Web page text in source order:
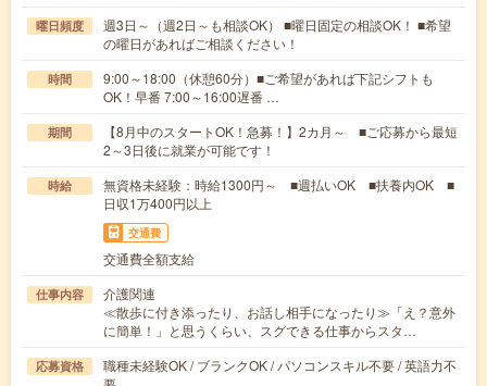
曜日頻度
週3日～（週2日～も相談OK） ■曜日固定の相談OK！ ■希望
の曜日があればご相談ください！
時間
9:00～18:00（休憩60分）■ご希望があれば下記シフトも
OK！早番 7:00～16:00遅番 …
期間
【8月中のスタートOK！急募！】2カ月～ ■ご応募から最短
2～3日後に就業が可能です！
時給
無資格未経験：時給1300円～ ■週払いOK ■扶養内OK ■
日収1万400円以上
交通費
交通費全額支給
仕事内容
介護関連
≪散歩に付き添ったり、お話し相手になったり≫「え？意外
に簡単！」と思うくらい、スグできる仕事からスタ…
応募資格
職種未経験OK / ブランクOK / パソコンスキル不要 / 英語力不